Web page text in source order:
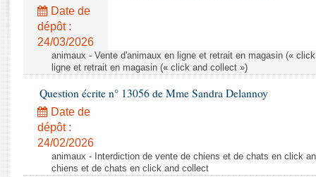
Rapports législatifs
Rapports sur l'application des lois
Baromètre de l’application des lois
Dossiers législatifs
Budget et sécurité sociale
Questions écrites et orales
Comptes rendus des débats
Date de
dépôt :
24/03/2026
animaux - Vente d'animaux en ligne et retrait en magasin («
ligne et retrait en magasin (« click and collect »)
Question écrite n° 13056 de Mme Sandra Delannoy
Date de
dépôt :
24/02/2026
animaux - Interdiction de vente de chiens et de chats en click
chiens et de chats en click and collect